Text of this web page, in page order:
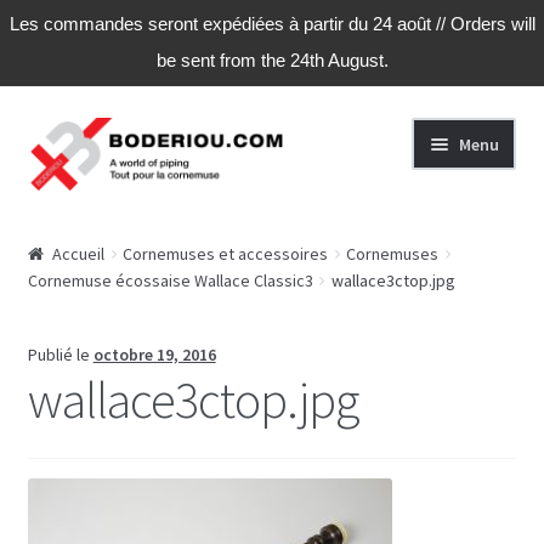
Les commandes seront expédiées à partir du 24 août // Orders will
be sent from the 24th August.
Aller
à
la
Aller
au
contenu
Menu
Actu
Boutique
Commande
Conditions Générales de Vente
Accueil Cornemuses et accessoires
Cornemuses
Cornemuse écossaise Wallace Classic3
wallace3ctop.jpg
Publié le octobre 19, 2016
wallace3ctop.jpg